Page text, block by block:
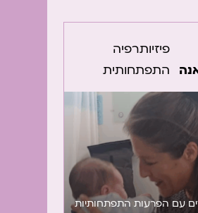
פיזיותרפיה
התפתחותית
עם הפרעות התפתחותיות